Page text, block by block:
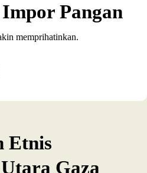
Pangan
memprihatinkan.
Etnis
Gaza